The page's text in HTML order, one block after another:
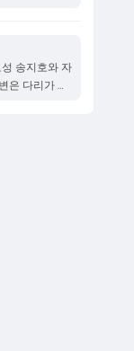
송지호와 자
은 다리가 새